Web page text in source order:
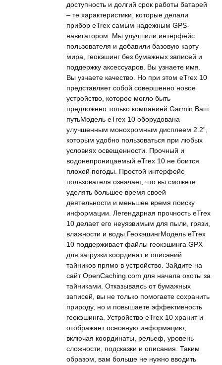
доступность и долгий срок работы батарей
– те характеристики, которые делали
прибор eTrex самым надежным GPS-
навигатором. Мы улучшили интерфейс
пользователя и добавили базовую карту
мира, геокэшинг без бумажных записей и
поддержку аксессуаров. Вы узнаете имя.
Вы узнаете качество. Но при этом eTrex 10
представляет собой совершенно новое
устройство, которое могло быть
предложено только компанией Garmin.Ваш
путьМодель eTrex 10 оборудована
улучшенным монохромным дисплеем 2.2”,
которым удобно пользоваться при любых
условиях освещенности. Прочный и
водонепроницаемый eTrex 10 не боится
плохой погоды. Простой интерфейс
пользователя означает, что вы сможете
уделять большее время своей
деятельности и меньшее время поиску
информации. Легендарная прочность eTrex
10 делает его неуязвимым для пыли, грязи,
влажности и воды.ГеокэшингМодель eTrex
10 поддерживает файлы геокэшинга GPX
для загрузки координат и описаний
тайников прямо в устройство. Зайдите на
сайт OpenCaching.com для начала охоты за
тайниками. Отказываясь от бумажных
записей, вы не только помогаете сохранить
природу, но и повышаете эффективность
геокэшинга. Устройство eTrex 10 хранит и
отображает основную информацию,
включая координаты, рельеф, уровень
сложности, подсказки и описания. Таким
образом, вам больше не нужно вводить